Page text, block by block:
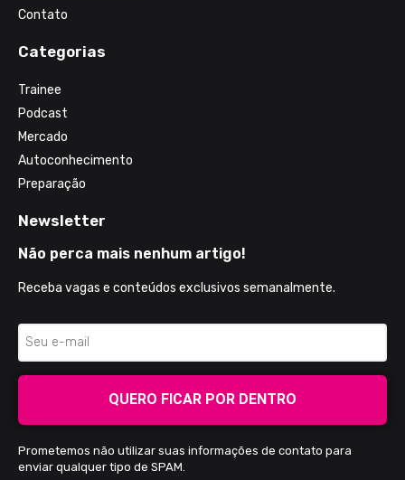
Contato
Categorias
Trainee
Podcast
Mercado
Autoconhecimento
Preparação
Newsletter
Não perca mais nenhum artigo!
Receba vagas e conteúdos exclusivos semanalmente.
QUERO FICAR POR DENTRO
Prometemos não utilizar suas informações de contato para
enviar qualquer tipo de SPAM.